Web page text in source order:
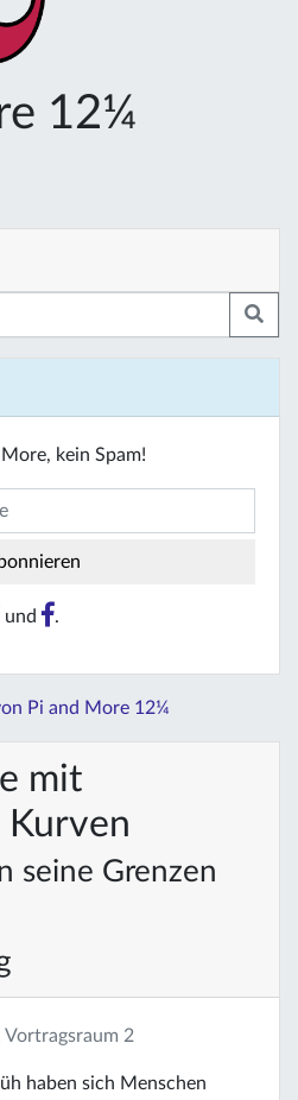
12¼
kein Spam!
und .
Pi and More 12¼
mit
seine Grenzen
2
haben sich Menschen